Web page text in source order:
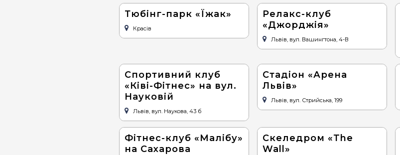
Тюбінг-парк «Їжак»
Красів
Релакс-клуб
«Джорджія»
Львів, вул. Вашингтона, 4-В
Спортивний клуб
«Ківі-Фітнес» на вул.
Науковій
Львів, вул. Наукова, 43 б
Стадіон «Арена
Львів»
Львів, вул. Стрийська, 199
Фітнес-клуб «Малібу»
на Сахарова
Скеледром «The
Wall»